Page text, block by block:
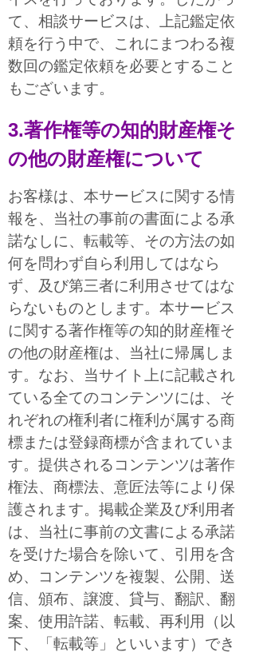
て、相談サービスは、上記鑑定依
頼を行う中で、これにまつわる複
数回の鑑定依頼を必要とすること
もございます。
3.著作権等の知的財産権そ
の他の財産権について
お客様は、本サービスに関する情
報を、当社の事前の書面による承
諾なしに、転載等、その方法の如
何を問わず自ら利用してはなら
ず、及び第三者に利用させてはな
らないものとします。本サービス
に関する著作権等の知的財産権そ
の他の財産権は、当社に帰属しま
す。なお、当サイト上に記載され
ている全てのコンテンツには、そ
れぞれの権利者に権利が属する商
標または登録商標が含まれていま
す。提供されるコンテンツは著作
権法、商標法、意匠法等により保
護されます。掲載企業及び利用者
は、当社に事前の文書による承諾
を受けた場合を除いて、引用を含
め、コンテンツを複製、公開、送
信、頒布、譲渡、貸与、翻訳、翻
案、使用許諾、転載、再利用（以
下、「転載等」といいます）でき